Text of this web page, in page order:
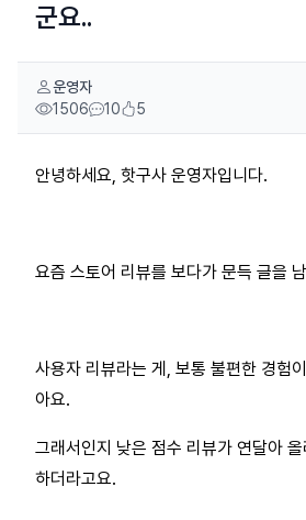
군요..
운영자
1506
10 5
안녕하세요, 핫구사 운영자입니다.
요즘 스토어 리뷰를 보다가 문득 글을
사용자 리뷰라는 게, 보통 불편한 경험
아요.
그래서인지 낮은 점수 리뷰가 연달아
하더라고요.